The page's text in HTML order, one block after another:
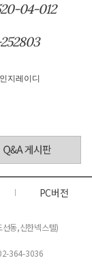
04-012
지레이디
PC버전
동,신한넥스텔)
364-3036